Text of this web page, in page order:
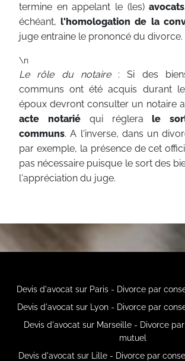
termine en appelant le (les)avocats
échéant,l'homologation de la
juge entraine le prononcé du divorce.
\n
Le rôle du notaire: Si des
communs ont été acquis durant
époux devront consulter un notaire
acte notariéqui réglerale
communs. A l'inverse, dans un
par exemple, la présence de cet
pas nécessaire puisque le sort des
l'appréciation du juge.
Devis d'avocat sur Paris - Divorce par
Devis d'avocat sur Lyon - Divorce par
Devis d'avocat sur Marseille - Divorce
mutuel
Devis d'avocat sur Lille - Divorce par